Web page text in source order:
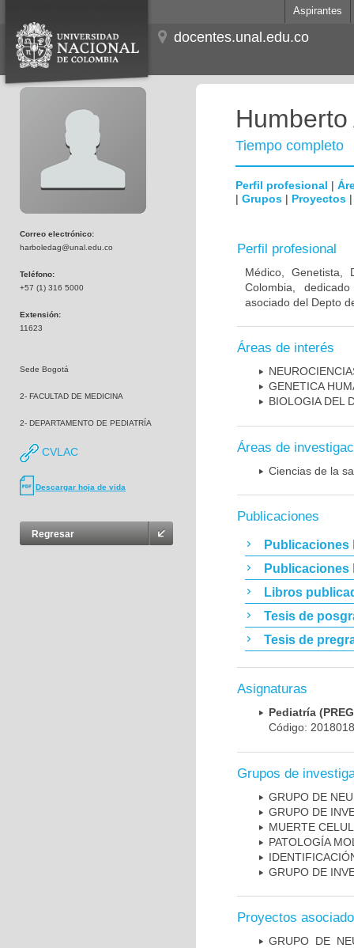
Aspirantes
docentes.unal.edu.co
Correo electrónico:
harboledag@unal.edu.co
Teléfono:
+57 (1) 316 5000
Extensión:
11623
Sede Bogotá
2- FACULTAD DE MEDICINA
2- DEPARTAMENTO DE PEDIATRÍA
CVLAC
Descargar hoja de vida
Regresar
Tiempo completo
Perfil profesional |
| Grupos | Proyectos
Perfil profesional
Médico, Genetista,
Colombia,
asociado del Depto
Áreas de interés
GENETICA
BIOLOGIA DEL
Áreas de
Ciencias de la
Publicaciones
Publicaciones
Publicaciones
Libros
Tesis de
Tesis de
Asignaturas
Pediatría
Código:
Grupos de
GRUPO DE
GRUPO DE
MUERTE
PATOLOGÍA
GRUPO DE
Proyectos
GRUPO DE